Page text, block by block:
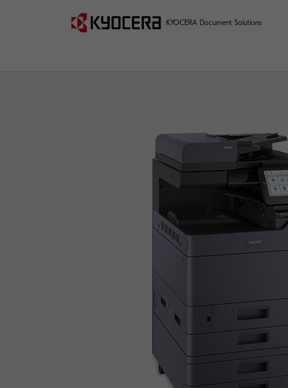
KYOCERA Document Solutions